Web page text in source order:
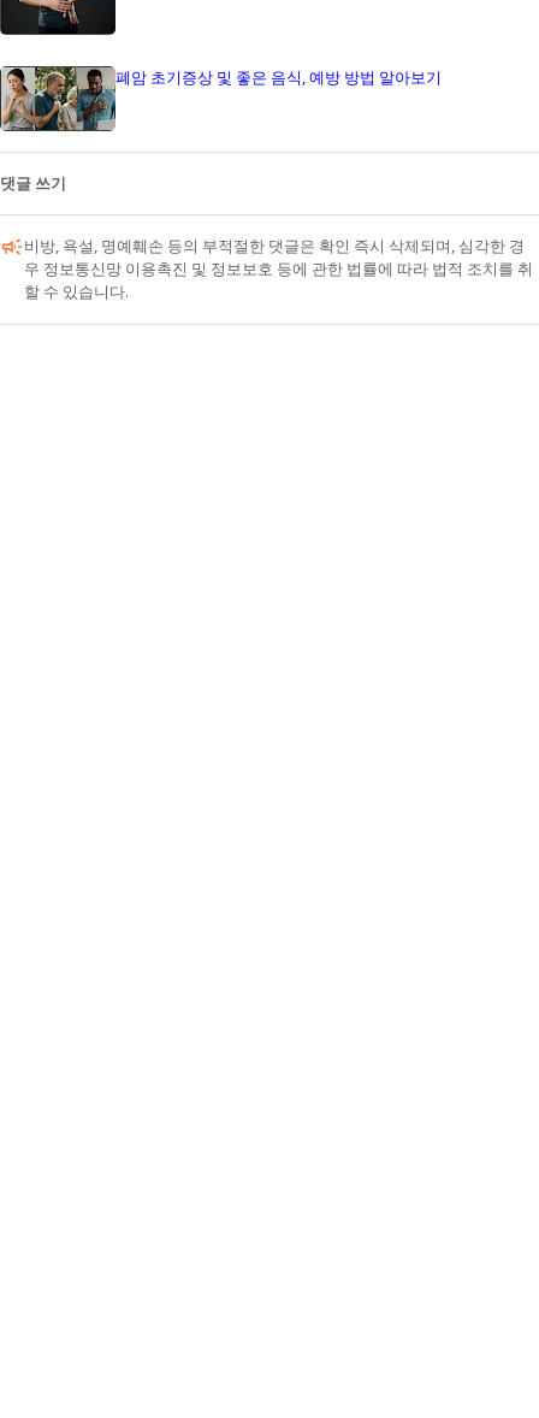
폐암 초기증상 및 좋은 음식, 예방 방법 알아보기
댓글 쓰기
비방, 욕설, 명예훼손 등의 부적절한 댓글은 확인 즉시 삭제되며, 심각한 경
우 정보통신망 이용촉진 및 정보보호 등에 관한 법률에 따라 법적 조치를 취
할 수 있습니다.